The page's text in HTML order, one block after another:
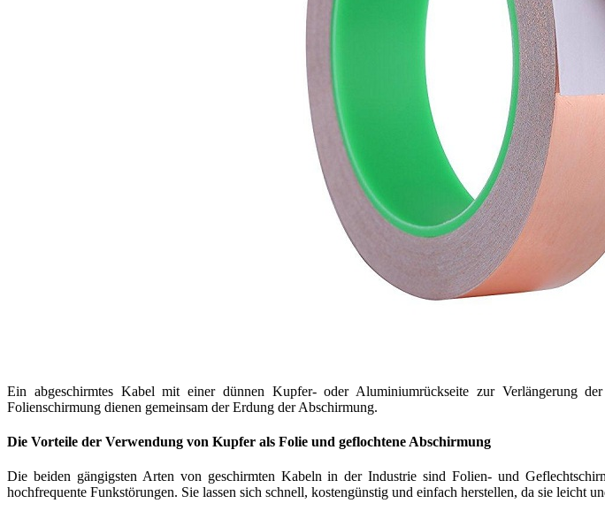
Ein abgeschirmtes Kabel mit einer dünnen Kupfer- oder Aluminiumrückseite zur Verlängerung
Folienschirmung dienen gemeinsam der Erdung der Abschirmung.
Die Vorteile der Verwendung von Kupfer als Folie und geflochtene Abschirmung
Die beiden gängigsten Arten von geschirmten Kabeln in der Industrie sind Folien- und
hochfrequente Funkstörungen. Sie lassen sich schnell, kostengünstig und einfach herstellen, da sie leicht